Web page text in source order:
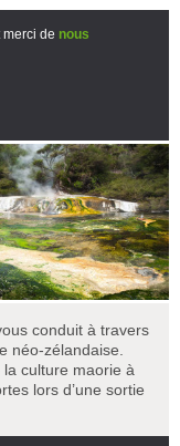
de nous
conduit à travers
néo-zélandaise.
culture maorie à
lors d’une sortie